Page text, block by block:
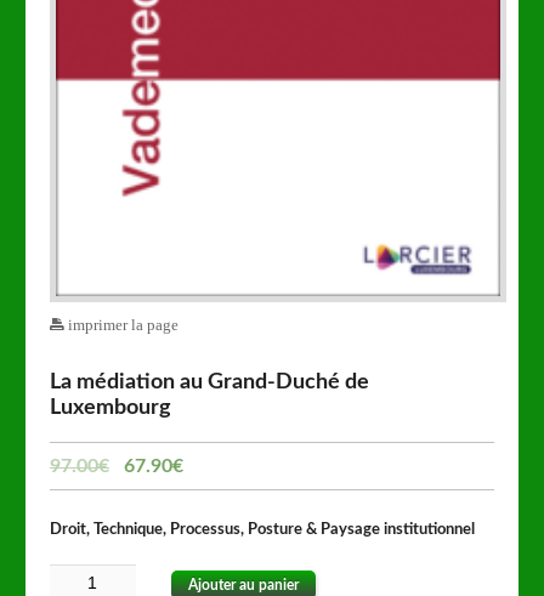
imprimer la page
La médiation au Grand-Duché de
Luxembourg
97.00€ 67.90€
Droit, Technique, Processus, Posture & Paysage institutionnel
Ajouter au panier